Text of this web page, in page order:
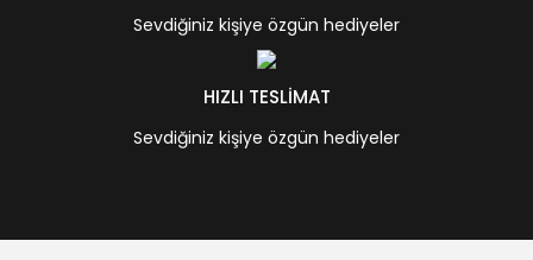
Sevdiğiniz kişiye özgün hediyeler
HIZLI TESLİMAT
Sevdiğiniz kişiye özgün hediyeler